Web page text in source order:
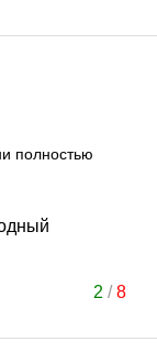
полностью
2 /8